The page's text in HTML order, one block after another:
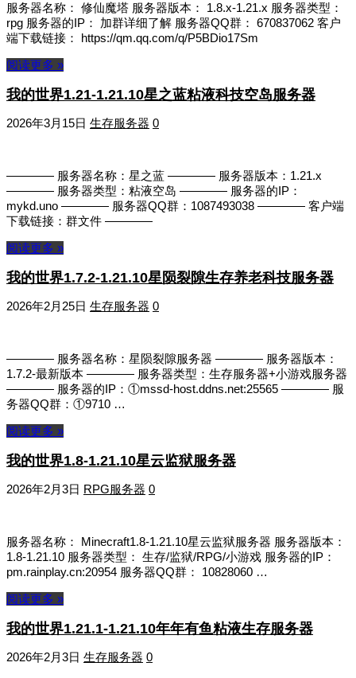
服务器名称： 修仙魔塔 服务器版本： 1.8.x-1.21.x 服务器类型：
rpg 服务器的IP： 加群详细了解 服务器QQ群： 670837062 客户
端下载链接： https://qm.qq.com/q/P5BDio17Sm
阅读更多 »
我的世界1.21-1.21.10星之蓝粘液科技空岛服务器
2026年3月15日 生存服务器 0
———— 服务器名称：星之蓝 ———— 服务器版本：1.21.x
———— 服务器类型：粘液空岛 ———— 服务器的IP：
mykd.uno ———— 服务器QQ群：1087493038 ———— 客户端
下载链接：群文件 ————
阅读更多 »
我的世界1.7.2-1.21.10星陨裂隙生存养老科技服务器
2026年2月25日 生存服务器 0
———— 服务器名称：星陨裂隙服务器 ———— 服务器版本：
1.7.2-最新版本 ———— 服务器类型：生存服务器+小游戏服务器
———— 服务器的IP：①mssd-host.ddns.net:25565 ———— 服
务器QQ群：①9710 …
阅读更多 »
我的世界1.8-1.21.10星云监狱服务器
2026年2月3日 RPG服务器 0
服务器名称： Minecraft1.8-1.21.10星云监狱服务器 服务器版本：
1.8-1.21.10 服务器类型： 生存/监狱/RPG/小游戏 服务器的IP：
pm.rainplay.cn:20954 服务器QQ群： 10828060 …
阅读更多 »
我的世界1.21.1-1.21.10年年有鱼粘液生存服务器
2026年2月3日 生存服务器 0